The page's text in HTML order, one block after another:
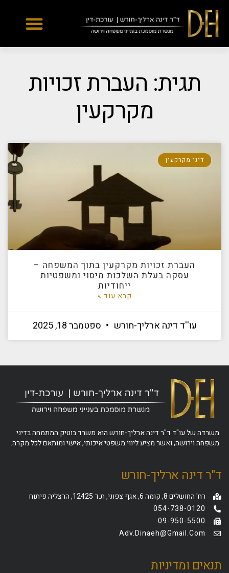
Yes
...
תגית: העברת זכויות
מקרקעין
דיני מקרקעין
העברת זכויות מקרקעין בתוך המשפחה –
עסקה בעלת השלכות מיסוי ומשפטיות
ייחודיות
קרא עוד »
עו''ד דינה ארליך-חורש ספטמבר 18, 2025
משרדה של עו"ד ד"ר דינה ארליך-חורש הוא משרד בוטיק המתמחה בדיני
משפחה וירושה, ואשר מציע ליווי משפטי איכותי, אישי ומותאם לכל מקרה.
ד"ר דינה ארליך-חורש
רח' החושלים 8, קומה 6, אגף צפוני, ת.ד 12425, הרצליה פיתוח
054-738-0120
09-950-5500
Adv.dinaeh@gmail.com
תנאים ומדיניות